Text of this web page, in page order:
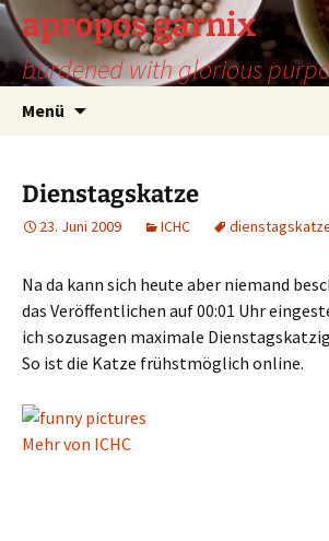
Zum
Inhalt
springen
apropos garnix
burdened with glorious
Menü
Dienstagskatze
23. Juni 2009 ICHC
Na da kann sich heute aber niemand
das Veröffentlichen auf 00:01 Uhr
ich sozusagen maximale
So ist die Katze frühstmöglich online.
Mehr von ICHC